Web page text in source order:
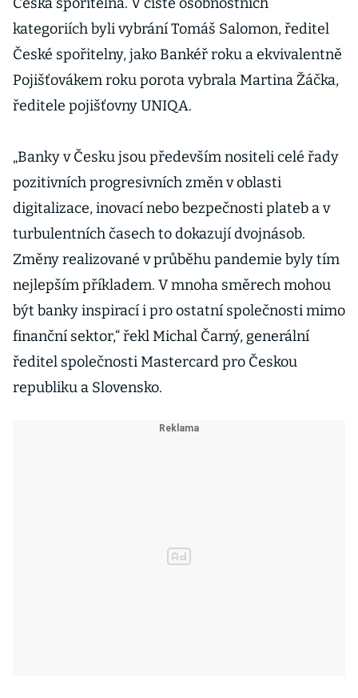
kategoriích byli vybrání Tomáš Salomon, ředitel
České spořitelny, jako Bankéř roku a ekvivalentně
Pojišťovákem roku porota vybrala Martina Žáčka,
ředitele pojišťovny UNIQA.
„Banky v Česku jsou především nositeli celé řady
pozitivních progresivních změn v oblasti
digitalizace, inovací nebo bezpečnosti plateb a v
turbulentních časech to dokazují dvojnásob.
Změny realizované v průběhu pandemie byly tím
nejlepším příkladem. V mnoha směrech mohou
být banky inspirací i pro ostatní společnosti mimo
finanční sektor,“ řekl Michal Čarný, generální
ředitel společnosti Mastercard pro Českou
republiku a Slovensko.